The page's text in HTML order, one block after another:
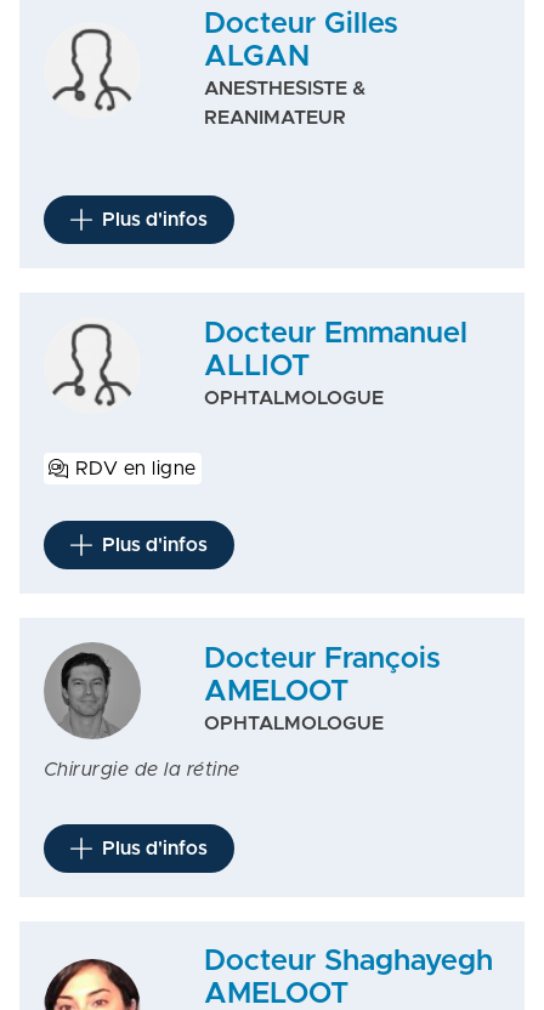
Docteur Gilles
ALGAN
ANESTHESISTE &
REANIMATEUR
Plus d'infos
Docteur Emmanuel
ALLIOT
OPHTALMOLOGUE
RDV en ligne
Plus d'infos
Docteur François
AMELOOT
OPHTALMOLOGUE
Chirurgie de la rétine
Plus d'infos
Docteur Shaghayegh
AMELOOT